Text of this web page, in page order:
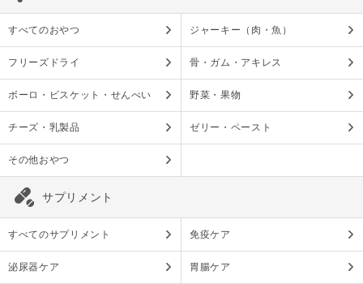
すべてのおやつ ジャーキー（肉・魚）
フリーズドライ 骨・ガム・アキレス
ボーロ・ビスケット・せんべい 野菜・果物
チーズ・乳製品 ゼリー・ペースト
その他おやつ
サプリメント
すべてのサプリメント 免疫ケア
泌尿器ケア 胃腸ケア